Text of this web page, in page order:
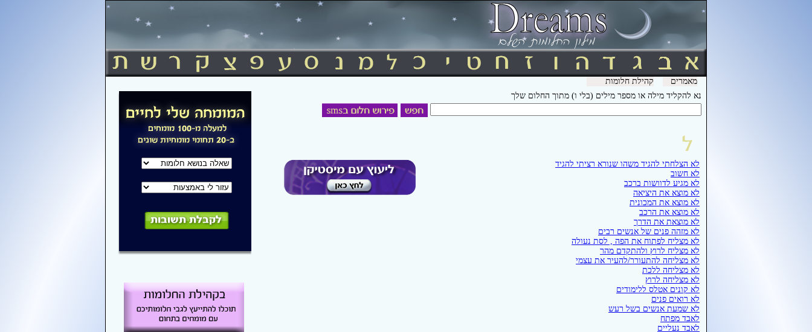
מאמרים
קהילת חלומות
נא להקליד מילה או מספר מילים (בלי ו) מתוך החלום שלך
לא הצלחתי להגיד משהו שנורא רציתי להגיד
לא חשוב
לא מגיע לדוושות ברכב
לא מוצא את היציאה
לא מוצא את המכונית
לא מוצא את הרכב
לא מוצאת את הדרך
לא מזהה פנים של אנשים רבים
לא מצליח לפתוח את הפה , לסת נעולה
לא מצליח לרוץ ולהתקדם מהר
לא מצליחה להתעורר/להעיר את עצמי
לא מצליחה ללכת
לא מצליחה לרוץ
לא קונים אטלס ללימודים
לא רואים פנים
לא שמעת אנשים בשל רעש
לאבד מפתח
לאבד נעליים